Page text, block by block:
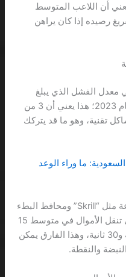
وهذا يعني أن اللاعب المتوسط
رصيده إذا كان يراهن
معدل الفشل الذي يبلغ
0.3 % حسب تقرير أمان الإنترنت لعام 2023؛ هذا يعني أن 3 من
تقنية، وهو ما قد يتركك
ما وراء الوعد
المقارنة بين المحافظ الفائقة السرعة مثل “Skrill” ومحافظ البطء
مثل “Paysafecard” تُظهر أن الأولى تنقل الأموال في متوسط 15
ثانية، بينما الثانية تحتاج إلى 2 دقيقة و30 ثانية، وهذا الفارق يمكن
والنقطة.